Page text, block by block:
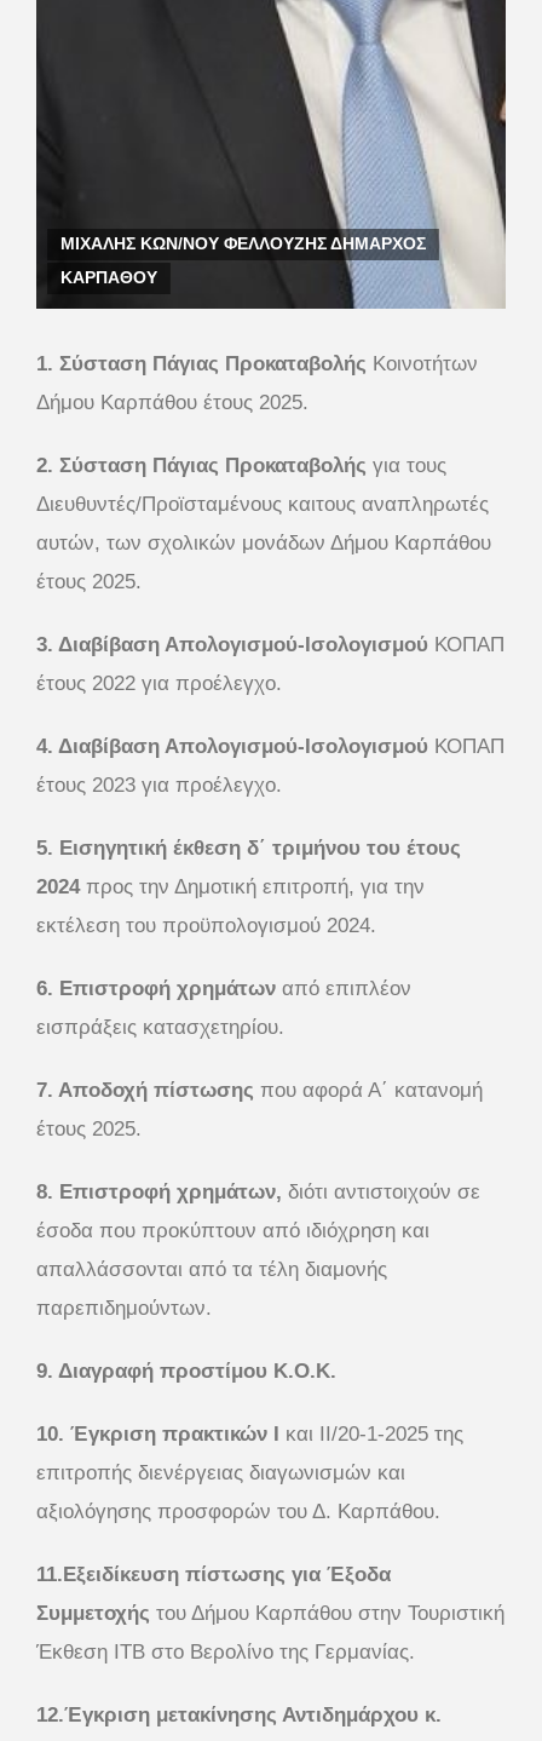
MIXAΛΗΣ ΚΩΝ/ΝΟΥ ΦΕΛΛΟΥΖΗΣ ΔΗΜΑΡΧΟΣ
ΚΑΡΠΑΘΟΥ
1. Σύσταση Πάγιας Προκαταβολής Κοινοτήτων
Δήμου Καρπάθου έτους 2025.
2. Σύσταση Πάγιας Προκαταβολής για τους
Διευθυντές/Προϊσταμένους καιτους αναπληρωτές
αυτών, των σχολικών μονάδων Δήμου Καρπάθου
έτους 2025.
3. Διαβίβαση Απολογισμού-Ισολογισμού ΚΟΠΑΠ
έτους 2022 για προέλεγχο.
4. Διαβίβαση Απολογισμού-Ισολογισμού ΚΟΠΑΠ
έτους 2023 για προέλεγχο.
5. Εισηγητική έκθεση δ΄ τριμήνου του έτους
2024προς την Δημοτική επιτροπή, για την
εκτέλεση του προϋπολογισμού 2024.
6. Επιστροφή χρημάτων από επιπλέον
εισπράξεις κατασχετηρίου.
7. Αποδοχή πίστωσης που αφορά Α΄ κατανομή
έτους 2025.
8. Επιστροφή χρημάτων, διότι αντιστοιχούν σε
έσοδα που προκύπτουν από ιδιόχρηση και
απαλλάσσονται από τα τέλη διαμονής
παρεπιδημούντων.
9. Διαγραφή προστίμου Κ.Ο.Κ.
10. Έγκριση πρακτικών Ι και ΙΙ/20-1-2025 της
επιτροπής διενέργειας διαγωνισμών και
αξιολόγησης προσφορών του Δ. Καρπάθου.
11.Εξειδίκευση πίστωσης για Έξοδα
Συμμετοχής του Δήμου Καρπάθου στην Τουριστική
Έκθεση ΙΤΒ στο Βερολίνο της Γερμανίας.
12.Έγκριση μετακίνησης Αντιδημάρχου κ.